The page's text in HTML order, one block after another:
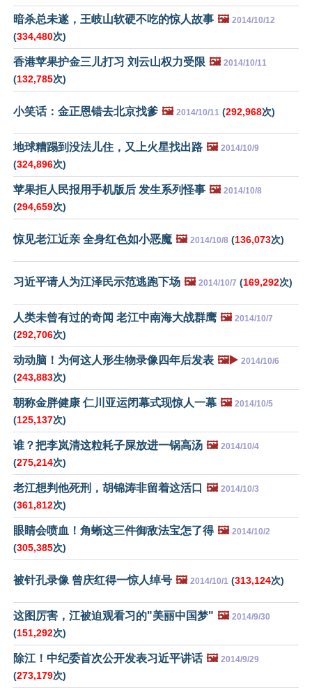
暗杀总未遂，王岐山软硬不吃的惊人故事 🖼️ 2014/10/12
(334,480次)
香港苹果护金三儿打习 刘云山权力受限 🖼️ 2014/10/11
(132,785次)
小笑话：金正恩错去北京找爹 🖼️ 2014/10/11 (292,968次)
地球糟蹋到没法儿住，又上火星找出路 🖼️ 2014/10/9
(324,896次)
苹果拒人民报用手机版后 发生系列怪事 🖼️ 2014/10/8
(294,659次)
惊见老江近亲 全身红色如小恶魔 🖼️ 2014/10/8 (136,073次)
习近平请人为江泽民示范逃跑下场 🖼️ 2014/10/7 (169,292次)
人类未曾有过的奇闻 老江中南海大战群鹰 🖼️ 2014/10/7
(292,706次)
动动脑！为何这人形生物录像四年后发表 🖼️▶️ 2014/10/6
(243,883次)
朝称金胖健康 仁川亚运闭幕式现惊人一幕 🖼️ 2014/10/5
(125,137次)
谁？把李岚清这粒耗子屎放进一锅高汤 🖼️ 2014/10/4
(275,214次)
老江想判他死刑，胡锦涛非留着这活口 🖼️ 2014/10/3
(361,812次)
眼睛会喷血！角蜥这三件御敌法宝怎了得 🖼️ 2014/10/2
(305,385次)
被针孔录像 曾庆红得一惊人绰号 🖼️ 2014/10/1 (313,124次)
这图厉害，江被迫观看习的"美丽中国梦" 🖼️ 2014/9/30
(151,292次)
除江！中纪委首次公开发表习近平讲话 🖼️ 2014/9/29
(273,179次)